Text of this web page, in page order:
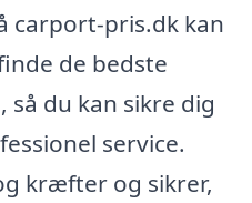
carport-pris.dk kan
de bedste
du kan sikre dig
service.
kræfter og sikrer,